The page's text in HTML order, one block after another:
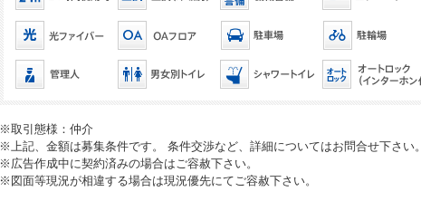
※取引態様：仲介
※上記、金額は募集条件です。 条件交渉など、詳細についてはお問合せ下さい。
※広告作成中に契約済みの場合はご容赦下さい。
※図面等現況が相違する場合は現況優先にてご容赦下さい。